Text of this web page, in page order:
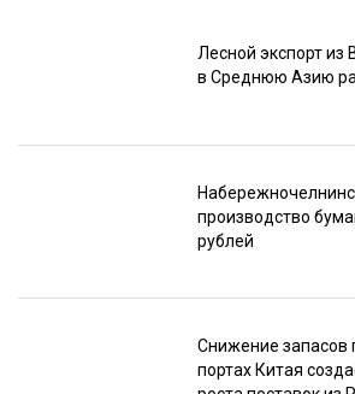
Лесной экспорт из
в Среднюю Азию
производство
рублей
Снижение запасов
портах Китая